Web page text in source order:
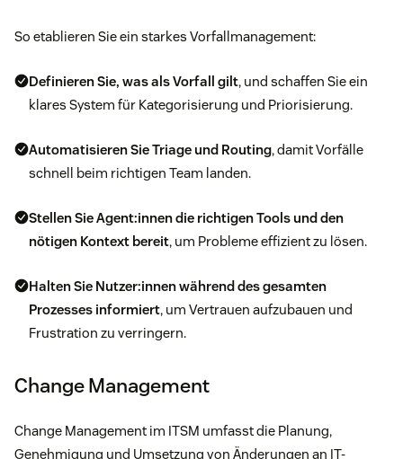
So etablieren Sie ein starkes Vorfallmanagement:
Definieren Sie, was als Vorfall gilt, und schaffen Sie ein
klares System für Kategorisierung und Priorisierung.
Automatisieren Sie Triage und Routing, damit Vorfälle
schnell beim richtigen Team landen.
Stellen Sie Agent:innen die richtigen Tools und den
nötigen Kontext bereit, um Probleme effizient zu lösen.
Halten Sie Nutzer:innen während des gesamten
Prozesses informiert, um Vertrauen aufzubauen und
Frustration zu verringern.
Change Management
Change Management im ITSM umfasst die Planung,
Genehmigung und Umsetzung von Änderungen an IT-